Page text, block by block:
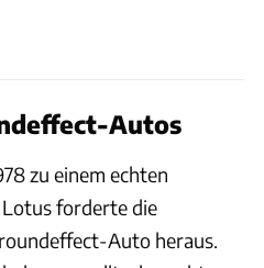
Autos
zu einem echten
forderte die
Auto heraus.